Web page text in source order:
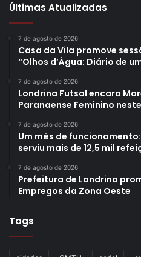
Últimas Atualizadas
7 de agosto de 2026
Casa da Vila promove
“Olhos d’Água: Diário de
7 de agosto de 2026
Londrina Futsal encara
Paranaense Feminino
7 de agosto de 2026
Um mês de
serviu mais de 12,5 mil
7 de agosto de 2026
Prefeitura de Londrina
Empregos da Zona Oeste
Tags